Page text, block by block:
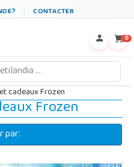
CONTACTER
0
cadeaux Frozen
Frozen
par: